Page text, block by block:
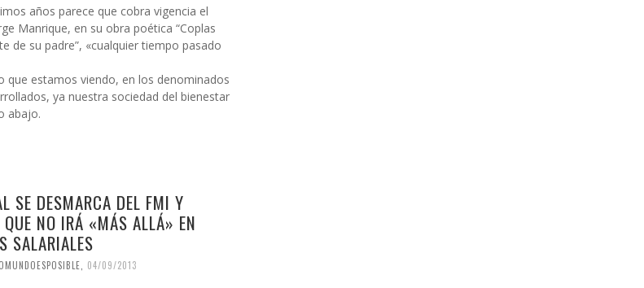
años parece que cobra vigencia el
Manrique, en su obra poética “Coplas
de su padre”, «cualquier tiempo pasado
que estamos viendo, en los denominados
ya nuestra sociedad del bienestar
abajo.
SE DESMARCA DEL FMI Y
NO IRÁ «MÁS ALLÁ» EN
SALARIALES
, 04/09/2013